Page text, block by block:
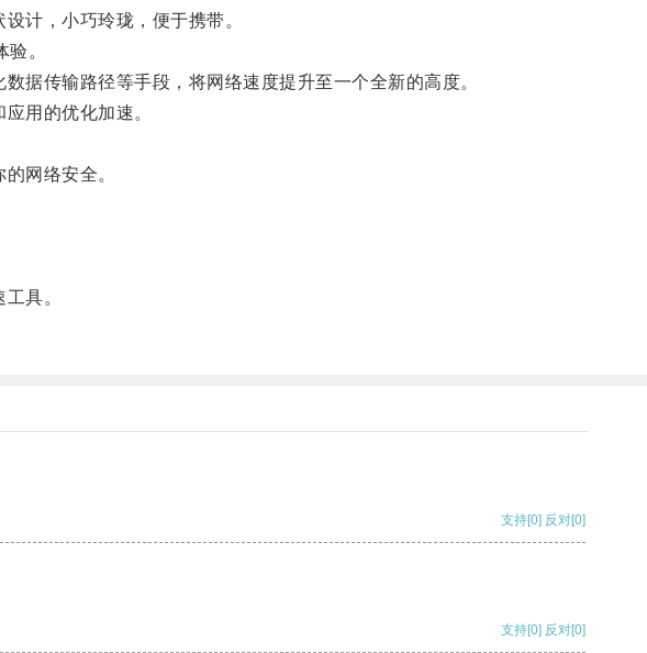
计，小巧玲珑，便于携带。
。
传输路径等手段，将网络速度提升至一个全新的高度。
用的优化加速。
网络安全。
具。
支持[0] 反对[0]
支持[0] 反对[0]